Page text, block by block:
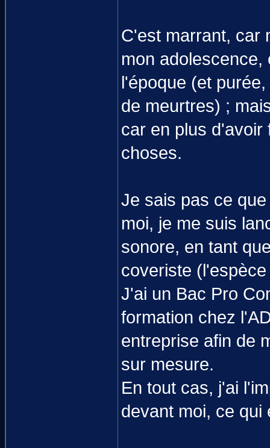
C'est marrant, car
mon
l'époque (et
de meurtres) ;
car en plus d'avoir
choses.
Je sais pas ce
moi, je me suis
sonore, en tant
coveriste
J'ai un Bac Pro
formation chez
entreprise afin de
sur mesure.
En tout cas, j'ai
devant moi, ce qui